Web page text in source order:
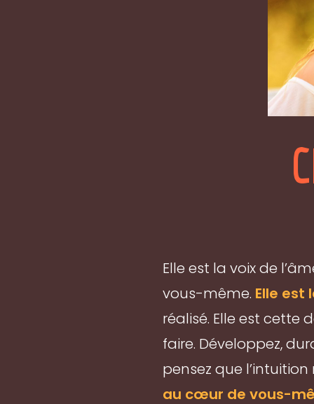
Elle est la voix de
vous-même. Elle est
réalisé. Elle est cette
faire. Développez,
pensez que
au cœur de vous-